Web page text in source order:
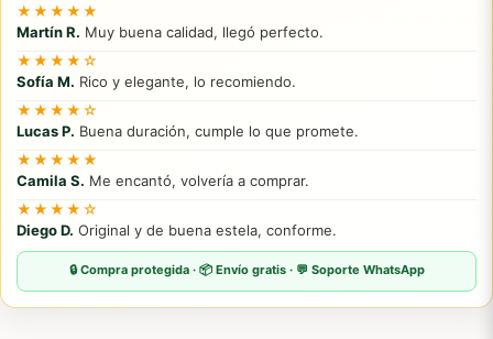
★★★★★
Martín R. Muy buena calidad, llegó perfecto.
★★★★☆
Sofía M. Rico y elegante, lo recomiendo.
★★★★☆
Lucas P. Buena duración, cumple lo que promete.
★★★★★
Camila S. Me encantó, volvería a comprar.
★★★★☆
Diego D. Original y de buena estela, conforme.
🔒 Compra protegida · 📦 Envío gratis · 💬 Soporte WhatsApp